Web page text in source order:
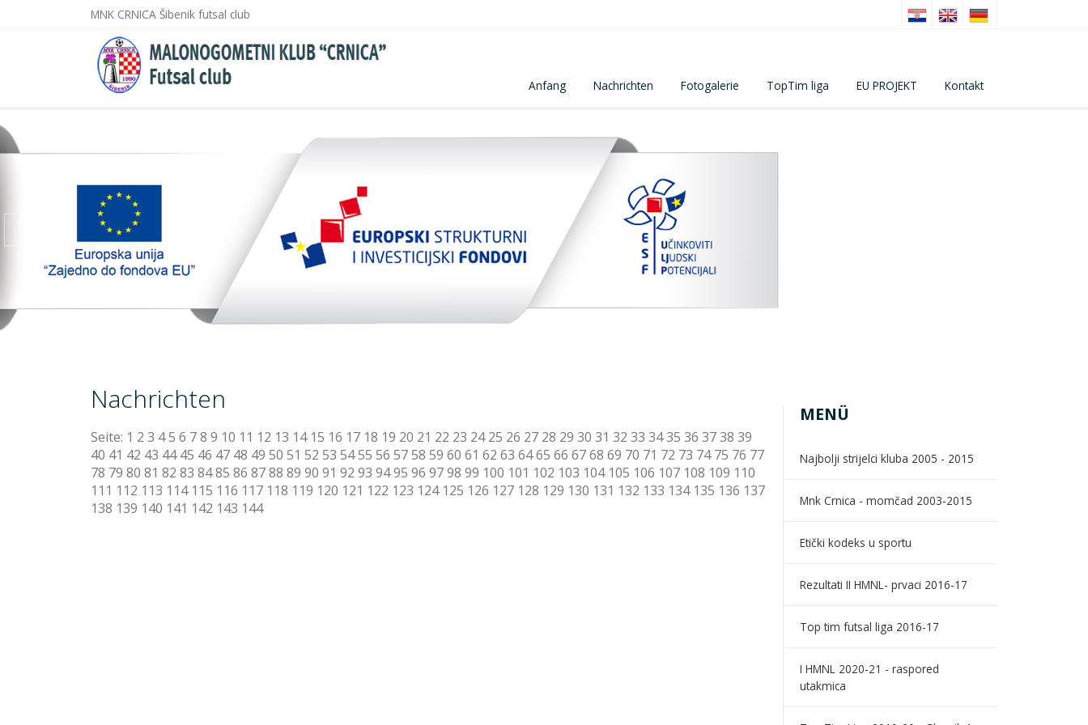
MNK CRNICA Šibenik futsal club
Anfang Nachrichten Fotogalerie TopTim liga EU PROJEKT Kontakt
Nachrichten
Seite: 1 2 3 45 6 78 9 10 11 12 13 14 15 16 17 18 19 20 21 22 23 24 25 26 27 28 29 30 31 32 33 3435 36 3738 39
40 41 42 43 44 45 46 47 48 49 50 51 52 53 5455 56 5758 59 60 61 62 63 6465 66 6768 69 70 71 72 73 74 75 76 77
78 79 80 81 82 83 8485 86 8788 89 90 91 92 93 9495 96 9798 99 100 101 102 103 104 105 106 107 108 109 110
111 112 113 114 115 116 117 118 119 120 121 122 123 124 125 126 127 128 129 130 131 132 133 134 135 136 137
138 139 140 141 142 143 144
MENÜ
Najbolji strijelci kluba 2005 - 2015
Mnk Crnica - momčad 2003-2015
Etički kodeks u sportu
Rezultati II HMNL- prvaci 2016-17
Top tim futsal liga 2016-17
I HMNL 2020-21 - raspored
utakmica